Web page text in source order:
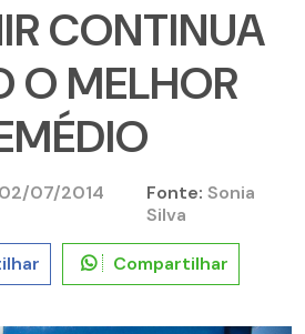
CONTINUA
O MELHOR
07/2014
Fonte: Sonia
Silva
Compartilhar